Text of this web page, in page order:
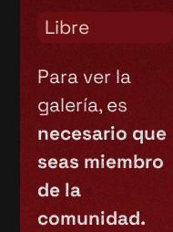
Libre
Para ver la
galería, es
necesario que
seas miembro
de la
comunidad.